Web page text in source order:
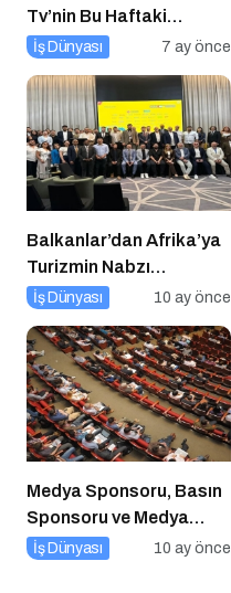
Tv’nin Bu Haftaki
Konuğu Mürsel Ferhat
İş Dünyası 7 ay önce
Balkanlar’dan Afrika’ya
Turizmin Nabzı
Uzakrota Dubai’de Attı
İş Dünyası 10 ay önce
Medya Sponsoru, Basın
Sponsoru ve Medya
Partneri Ne Demek?
İş Dünyası 10 ay önce